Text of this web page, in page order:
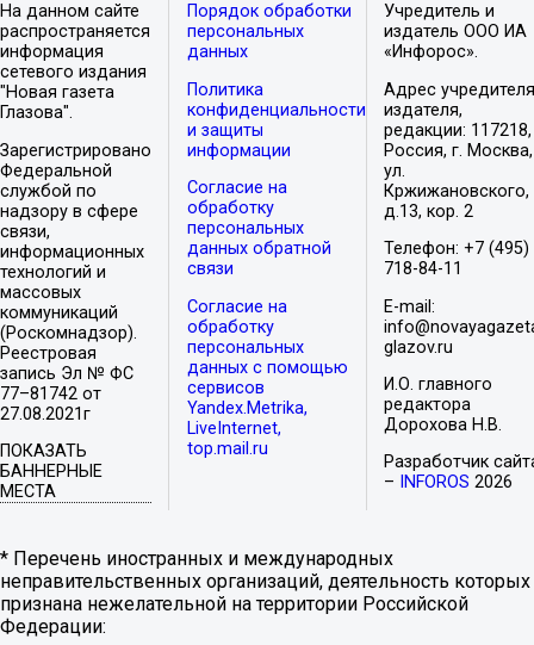
На данном сайте
распространяется
информация
сетевого издания
"Новая газета
Глазова".
Зарегистрировано
Федеральной
службой по
надзору в сфере
связи,
информационных
технологий и
массовых
коммуникаций
(Роскомнадзор).
Реестровая
запись Эл № ФС
77–81742 от
27.08.2021г
ПОКАЗАТЬ
БАННЕРНЫЕ
МЕСТА
Порядок обработки
персональных
данных
Политика
конфиденциальности
и защиты
информации
Согласие на
обработку
персональных
данных обратной
связи
Согласие на
обработку
персональных
данных с помощью
сервисов
Yandex.Metrika,
LiveInternet,
top.mail.ru
Учредитель и
издатель ООО ИА
«Инфорос».
Адрес
издателя,
редакции: 117218,
Россия, г. Москва,
ул.
Кржижановского,
д.13, кор. 2
Телефон: +7 (495)
718-84-11
E-mail:
glazov.ru
И.О. главного
редактора
Дорохова Н.В.
Разработчик
–
INFOROS 2026
* Перечень иностранных и международных
неправительственных организаций, деятельность которых
признана нежелательной на территории Российской
Федерации: